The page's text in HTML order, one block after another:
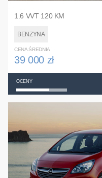
1.6 VVT 120 KM
BENZYNA
CENA ŚREDNIA
39 000 zł
OCENY